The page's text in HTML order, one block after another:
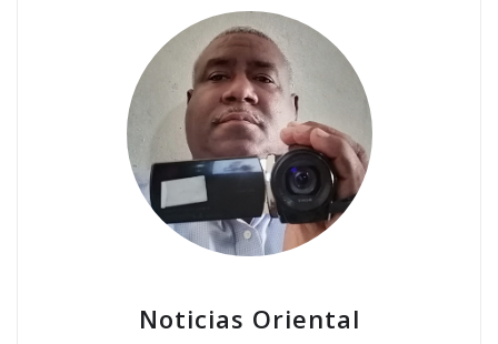
Noticias Oriental